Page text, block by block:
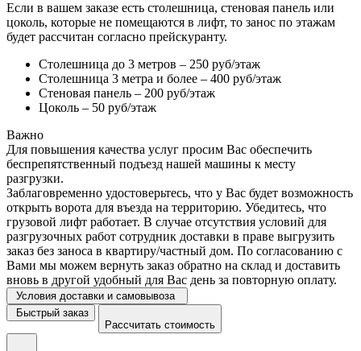
Если в вашем заказе есть столешница, стеновая панель или
цоколь, которые не помещаются в лифт, то занос по этажам
будет рассчитан согласно прейскуранту.
Столешница до 3 метров – 250 руб/этаж
Столешница 3 метра и более – 400 руб/этаж
Стеновая панель – 200 руб/этаж
Цоколь – 50 руб/этаж
Важно
Для повышения качества услуг просим Вас обеспечить
беспрепятственный подъезд нашей машины к месту
разгрузки.
Заблаговременно удостоверьтесь, что у Вас будет возможность
открыть ворота для въезда на территорию. Убедитесь, что
грузовой лифт работает. В случае отсутствия условий для
разгрузочных работ сотрудник доставки в праве выгрузить
заказ без заноса в квартиру/частный дом. По согласованию с
Вами мы можем вернуть заказ обратно на склад и доставить
вновь в другой удобный для Вас день за повторную оплату.
Условия доставки и самовывоза
Быстрый заказ
Рассчитать стоимость